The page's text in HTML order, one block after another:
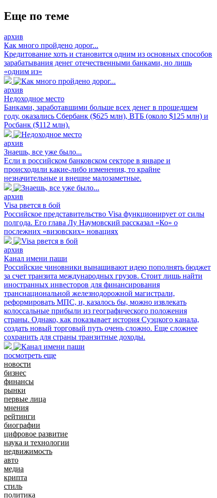
Еще по теме
архив
Как много пройдено дорог...
Кредитование хоть и становится одним из основных способов
зарабатывания денег отечественными банками, но лишь
«одним из»
архив
Недоходное место
Банками, заработавшими больше всех денег в прошедшем
году, оказались Сбербанк ($625 млн), ВТБ (около $125 млн) и
Росбанк ($112 млн).
архив
Знаешь, все уже было...
Если в российском банковском секторе в январе и
происходили какие-либо изменения, то крайне
незначительные и внешне малозаметные.
архив
Visa рвется в бой
Российское представительство Visa функционирует от силы
полгода. Его глава Лу Наумовский рассказал «Ко» о
послежних «визовских» новациях
архив
Канал имени паши
Российские чиновники вынашивают идею пополнять бюджет
за счет транзита международных грузов. Стоит лишь найти
иностранных инвесторов для финансирования
транснациональной железнодорожной магистрали,
реформировать МПС, и, казалось бы, можно извлекать
колоссальные прибыли из географического положения
страны. Однако, как показывает история Суэцкого канала,
создать новый торговый путь очень сложно. Еще сложнее
сохранить для страны транзитные доходы.
посмотреть еще
новости
бизнес
финансы
рынки
первые лица
мнения
рейтинги
биографии
цифровое развитие
наука и технологии
недвижимость
авто
медиа
крипта
стиль
политика